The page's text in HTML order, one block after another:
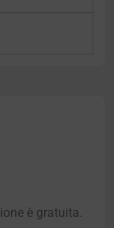
è gratuita.